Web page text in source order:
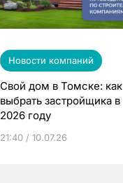
Новости компаний
Свой дом в Томске: как
выбрать застройщика в
2026 году
21:40 / 10.07.26